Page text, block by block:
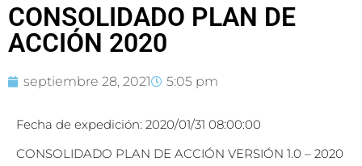
CONSOLIDADO PLAN DE
ACCIÓN 2020
septiembre 28, 2021 5:05 pm
Fecha de expedición: 2020/01/31 08:00:00
CONSOLIDADO PLAN DE ACCIÓN VERSIÓN 1.0 – 2020